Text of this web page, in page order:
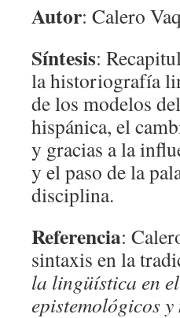
Autor: Calero
Síntesis:
la historiografía
de los modelos
hispánica, el
y gracias a la
y el paso de la
disciplina.
Referencia:
sintaxis en la
la lingüística en
epistemológicos